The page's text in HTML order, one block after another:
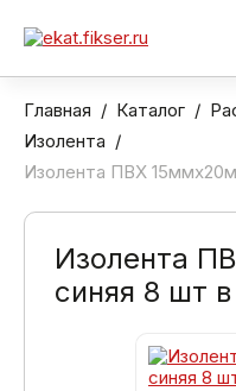
Главная Каталог
Изолента
Изолента ПВХ
Изолента
синяя 8 шт